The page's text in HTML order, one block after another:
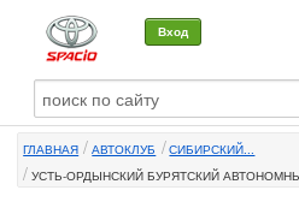
Вход
О машине
Автоклуб
ГЛАВНАЯ АВТОКЛУБ
СИБИРСКИЙ...
УСТЬ-ОРДЫНСКИЙ БУРЯТСКИЙ